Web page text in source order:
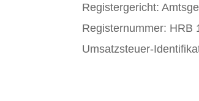
Registergericht:
Registernummer: HRB
Umsatzsteuer-